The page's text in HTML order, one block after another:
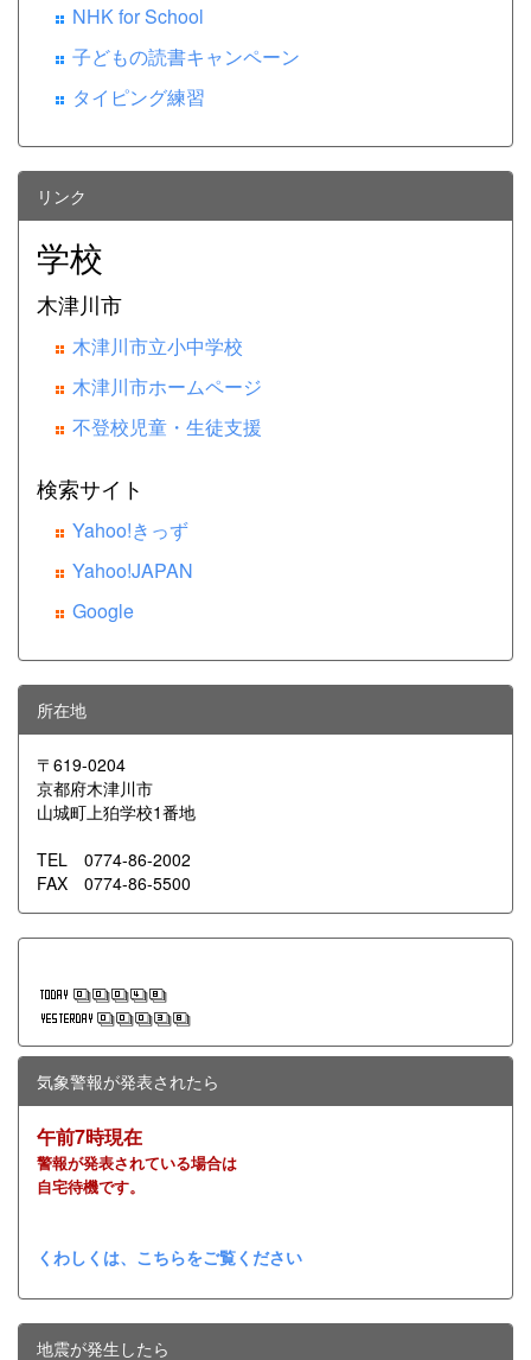
NHK for School
子どもの読書キャンペーン
タイピング練習
リンク
学校
木津川市
木津川市立小中学校
木津川市ホームページ
不登校児童・生徒支援
検索サイト
Yahoo!きっず
Yahoo!JAPAN
Google
所在地
〒619-0204
京都府木津川市
山城町上狛学校1番地
TEL 0774-86-2002
FAX 0774-86-5500
気象警報が発表されたら
午前7時現在
警報が発表されている場合は
自宅待機です。
くわしくは、こちらをご覧ください
地震が発生したら